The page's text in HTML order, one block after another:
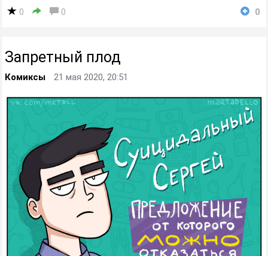
0 0 0
Запретный плод
Комиксы 21 мая 2020, 20:51